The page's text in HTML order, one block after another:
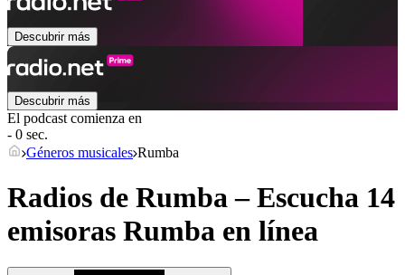
Descubrir más
Descubrir más
El podcast comienza en
- 0 sec.
Géneros musicales Rumba
Radios de Rumba – Escucha 14
emisoras Rumba en línea